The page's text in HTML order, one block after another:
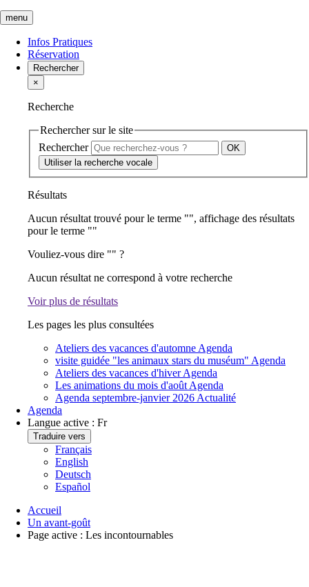
menu
Infos Pratiques
Réservation
Rechercher
×
Recherche
Rechercher sur le site
Rechercher
Utiliser la recherche vocale
Résultats
Aucun résultat trouvé pour le terme "", affichage des résultats
pour le terme ""
Vouliez-vous dire "" ?
Aucun résultat ne correspond à votre recherche
Voir plus de résultats
Les pages les plus consultées
Ateliers des vacances d'automne Agenda
visite guidée "les animaux stars du muséum" Agenda
Ateliers des vacances d'hiver Agenda
Les animations du mois d'août Agenda
Agenda septembre-janvier 2026 Actualité
Agenda
Langue active : Fr
Traduire vers
Français
English
Deutsch
Español
Accueil
Un avant-goût
Page active : Les incontournables